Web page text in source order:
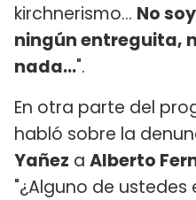
kirchnerismo... No
ningún entreguita,
nada...".
En otra parte del
habló sobre la
Yañez a Alberto
"¿Alguno de